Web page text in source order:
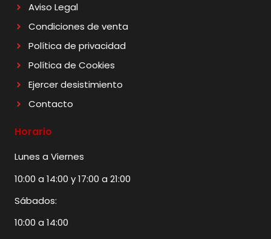
Aviso Legal
Condiciones de venta
Política de privacidad
Política de Cookies
Ejercer desistimiento
Contacto
Horario
Lunes a Viernes
10:00 a 14:00 y 17:00 a 21:00
Sábados:
10:00 a 14:00